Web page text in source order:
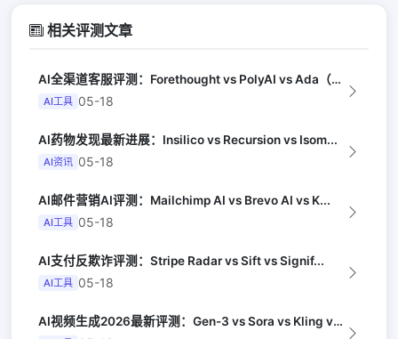
相关评测文章
AI全渠道客服评测：Forethought vs PolyAI vs Ada（G...
AI工具 05-18
AI药物发现最新进展：Insilico vs Recursion vs Isom...
AI资讯 05-18
AI邮件营销AI评测：Mailchimp AI vs Brevo AI vs K...
AI工具 05-18
AI支付反欺诈评测：Stripe Radar vs Sift vs Signif...
AI工具 05-18
AI视频生成2026最新评测：Gen-3 vs Sora vs Kling vs...